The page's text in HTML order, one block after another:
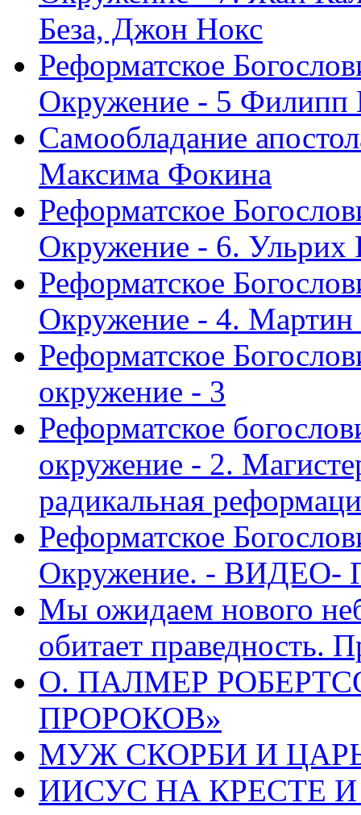
Беза, Джон Нокс
Реформатское
Окружение - 5 Филипп
Самообладание
Максима Фокина
Реформатское
Окружение - 6. Ульрих
Реформатское
Окружение - 4.
Реформатское
окружение - 3
Реформатское
окружение - 2.
радикальная
Реформатское
Окружение. - ВИДЕО-
Мы ожидаем нового
обитает праведность.
О. ПАЛМЕР
ПРОРОКОВ»
МУЖ СКОРБИ И ЦАРЬ
ИИСУС НА КРЕСТЕ